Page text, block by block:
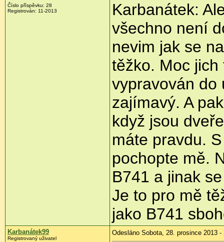
Číslo příspěvku: 28
Registrován: 11-2013
Karbanátek:
všechno není
nevim jak se
těžko. Moc
vypravován do
zajímavý. A
když jsou
máte pravdu.
pochopte mě.
B741 a jinak
Je to pro mě
jako B741
Karbanátek99
Registrovaný uživatel
Odesláno Sobota, 28. prosince 2013 -